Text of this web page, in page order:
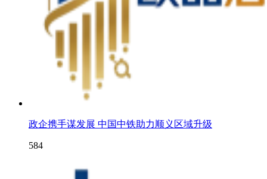
政企携手谋发展 中国中铁助力顺义区域升级
584